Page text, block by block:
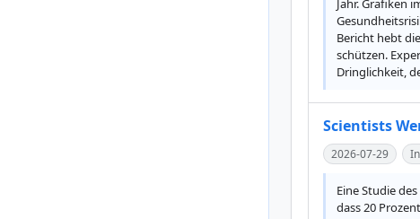
Jahr. Grafiken
Bericht hebt
schützen.
Dringlichkeit,
Scientists
2026-07-29
Eine Studie
dass 20